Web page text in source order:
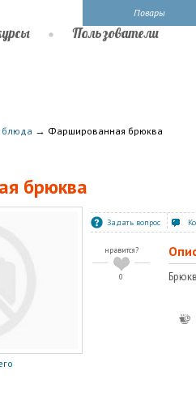
Повары
Пользователи
→ Фаршированная брюква
брюква
Задать вопрос
нравится?
0